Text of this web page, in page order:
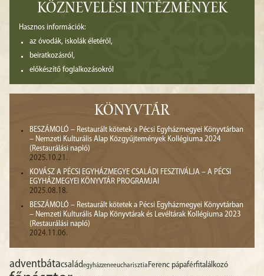
KÖZNEVELÉSI INTÉZMÉNYEK
Hasznos információk:
az óvodák, iskolák életéről,
beiratkozásról,
előkészítő foglalkozásokról
KÖNYVTÁR
BESZÁMOLÓ – Restaurált kötetek a Pécsi Egyházmegyei Könyvtárban
– Nemzeti Kulturális Alap Közgyűjtemények Kollégiuma 2024
(Restaurálási napló)
2025.10.21.
KOVÁSZ A PÉCSI EGYHÁZMEGYE CSALÁDI FESZTIVÁLJA – A PÉCSI
EGYHÁZMEGYEI KÖNYVTÁR PROGRAMJAI
2025.08.18.
BESZÁMOLÓ – Restaurált kötetek a Pécsi Egyházmegyei Könyvtárban
– Nemzeti Kulturális Alap Könyvtárak és Levéltárak Kollégiuma 2023
(Restaurálási napló)
2024.11.06.
adventbátacsaládegyházzeneeucharisztiaFerenc pápaférfitalálkozó